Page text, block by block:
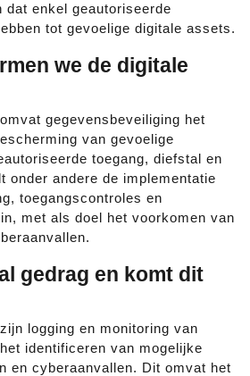
dat enkel geautoriseerde
tot gevoelige digitale assets.
we de digitale
gegevensbeveiliging het
van gevoelige
toegang, diefstal en
onder andere de implementatie
toegangscontroles en
met als doel het voorkomen van
gedrag en komt dit
logging en monitoring van
identificeren van mogelijke
en cyberaanvallen. Dit omvat het